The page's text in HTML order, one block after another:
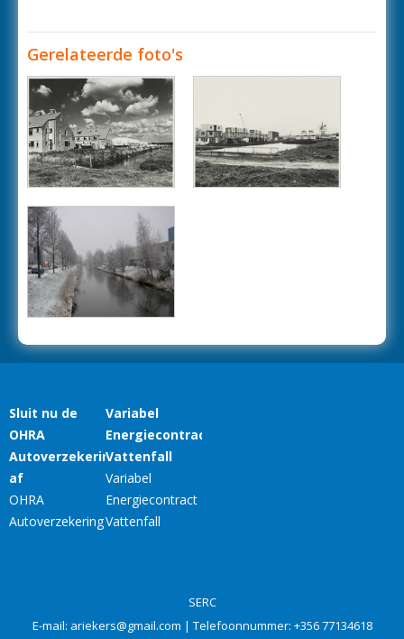
Gerelateerde foto's
SERC
E-mail: ariekers@gmail.com | Telefoonnummer: +356 77134618